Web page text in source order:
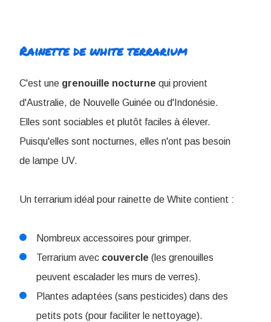
Rainette de white terrarium
C'est une grenouille nocturne qui provient
d'Australie, de Nouvelle Guinée ou d'Indonésie.
Elles sont sociables et plutôt faciles à élever.
Puisqu'elles sont nocturnes, elles n'ont pas besoin
de lampe UV.
Un terrarium idéal pour rainette de White contient :
Nombreux accessoires pour grimper.
Terrarium avec couvercle (les grenouilles
peuvent escalader les murs de verres).
Plantes adaptées (sans pesticides) dans des
petits pots (pour faciliter le nettoyage).